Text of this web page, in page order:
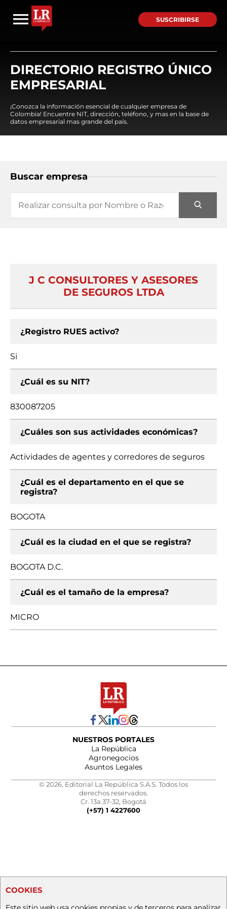
SUSCRIBIRSE
DIRECTORIO REGISTRO ÚNICO
EMPRESARIAL
¡Conozca la información esencial de cualquier empresa de
Colombia! Encuentre NIT, dirección, teléfono, y mas en la base de
datos empresarial mas grande del país.
Buscar empresa
J C CONSULTORES Y ASESORES
DE SEGUROS LTDA
¿Registro RUES activo?
Si
¿Cuál es su NIT?
830087205
¿Cuáles son sus actividades económicas?
Actividades de agentes y corredores de seguros
¿Cuál es el departamento en el que se
registra?
BOGOTA
¿Cuál es la ciudad en el que se registra?
BOGOTA D.C.
¿Cuál es el tamaño de la empresa?
MICRO
NUESTROS PORTALES
La República
Agronegocios
Asuntos Legales
© 2026, Editorial La República S.A.S. Todos los
derechos reservados.
Cr. 13a 37-32, Bogotá
(+57) 1 4227600
COOKIES